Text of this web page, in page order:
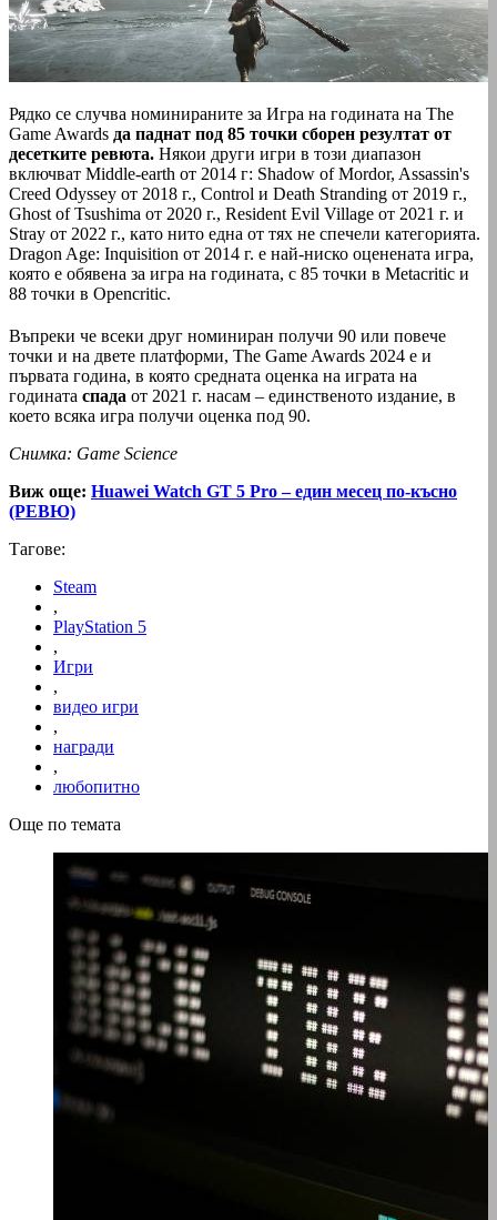
Рядко се случва номинираните за Игра на годината на The
Game Awards да паднат под 85 точки сборен резултат от
десетките ревюта. Някои други игри в този диапазон
включват Middle-earth от 2014 г: Shadow of Mordor, Assassin's
Creed Odyssey от 2018 г., Control и Death Stranding от 2019 г.,
Ghost of Tsushima от 2020 г., Resident Evil Village от 2021 г. и
Stray от 2022 г., като нито една от тях не спечели категорията.
Dragon Age: Inquisition от 2014 г. е най-ниско оценената игра,
която е обявена за игра на годината, с 85 точки в Metacritic и
88 точки в Opencritic.
Въпреки че всеки друг номиниран получи 90 или повече
точки и на двете платформи, The Game Awards 2024 е и
първата година, в която средната оценка на играта на
годината спада от 2021 г. насам – единственото издание, в
което всяка игра получи оценка под 90.
Снимка: Game Science
Виж още: Huawei Watch GT 5 Pro – един месец по-късно
(РЕВЮ)
Тагове:
Steam
,
PlayStation 5
,
Игри
,
видео игри
,
награди
,
любопитно
Още по темата